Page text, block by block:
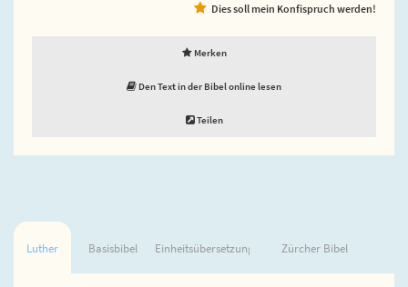
Dies soll mein Konfispruch werden!
Merken
Den Text in der Bibel online lesen
Teilen
Luther Basisbibel Einheitsübersetzung Zürcher Bibel